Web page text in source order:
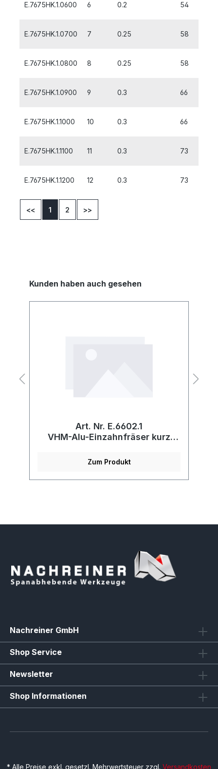
E.7675HK.1.0600 6 0.2 54
E.7675HK.1.0700 7 0.25 58
E.7675HK.1.0800 8 0.25 58
E.7675HK.1.0900 9 0.3 66
E.7675HK.1.1000 10 0.3 66
E.7675HK.1.1100 11 0.3 73
E.7675HK.1.1200 12 0.3 73
<< 1 2 >>
Kunden haben auch gesehen
Art. Nr. E.6602.1
VHM-Alu-Einzahnfräser kurz
Zum Produkt
Nachreiner GmbH
Shop Service
Newsletter
Shop Informationen
* Alle Preise exkl. gesetzl. Mehrwertsteuer zzgl. Versandkosten